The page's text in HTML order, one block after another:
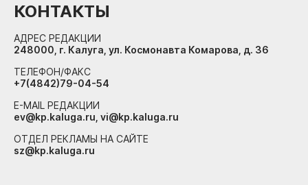
КОНТАКТЫ
АДРЕС РЕДАКЦИИ
248000, г. Калуга, ул. Космонавта Комарова, д. 36
ТЕЛЕФОН/ФАКС
+7(4842)79-04-54
E-MAIL РЕДАКЦИИ
ev@kp.kaluga.ru, vi@kp.kaluga.ru
ОТДЕЛ РЕКЛАМЫ НА САЙТЕ
sz@kp.kaluga.ru